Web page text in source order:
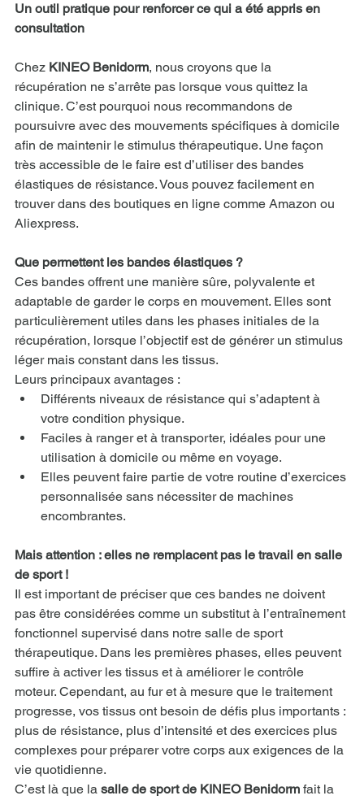
Un outil pratique pour renforcer ce qui a été appris en
consultation
Chez KINEO Benidorm, nous croyons que la
récupération ne s’arrête pas lorsque vous quittez la
clinique. C’est pourquoi nous recommandons de
poursuivre avec des mouvements spécifiques à domicile
afin de maintenir le stimulus thérapeutique. Une façon
très accessible de le faire est d’utiliser des bandes
élastiques de résistance. Vous pouvez facilement en
trouver dans des boutiques en ligne comme Amazon ou
Aliexpress.
Que permettent les bandes élastiques ?
Ces bandes offrent une manière sûre, polyvalente et
adaptable de garder le corps en mouvement. Elles sont
particulièrement utiles dans les phases initiales de la
récupération, lorsque l’objectif est de générer un stimulus
léger mais constant dans les tissus.
Leurs principaux avantages :
Différents niveaux de résistance qui s’adaptent à
votre condition physique.
Faciles à ranger et à transporter, idéales pour une
utilisation à domicile ou même en voyage.
Elles peuvent faire partie de votre routine d’exercices
personnalisée sans nécessiter de machines
encombrantes.
Mais attention : elles ne remplacent pas le travail en salle
de sport !
Il est important de préciser que ces bandes ne doivent
pas être considérées comme un substitut à l’entraînement
fonctionnel supervisé dans notre salle de sport
thérapeutique. Dans les premières phases, elles peuvent
suffire à activer les tissus et à améliorer le contrôle
moteur. Cependant, au fur et à mesure que le traitement
progresse, vos tissus ont besoin de défis plus importants :
plus de résistance, plus d’intensité et des exercices plus
complexes pour préparer votre corps aux exigences de la
vie quotidienne.
C’est là que la salle de sport de KINEO Benidorm fait la